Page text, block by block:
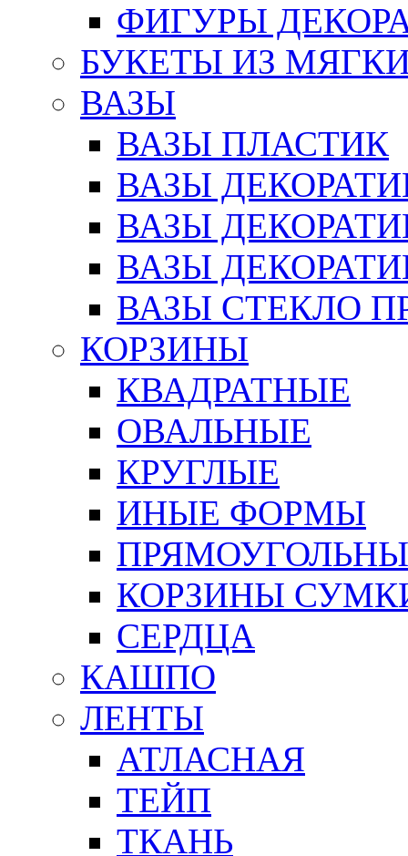
ФИГУРЫ
БУКЕТЫ ИЗ
ВАЗЫ
ВАЗЫ ПЛАСТИК
ВАЗЫ
ВАЗЫ
ВАЗЫ
ВАЗЫ СТЕКЛО
КОРЗИНЫ
КВАДРАТНЫЕ
ОВАЛЬНЫЕ
КРУГЛЫЕ
ИНЫЕ ФОРМЫ
КОРЗИНЫ
СЕРДЦА
КАШПО
ЛЕНТЫ
АТЛАСНАЯ
ТЕЙП
ТКАНЬ